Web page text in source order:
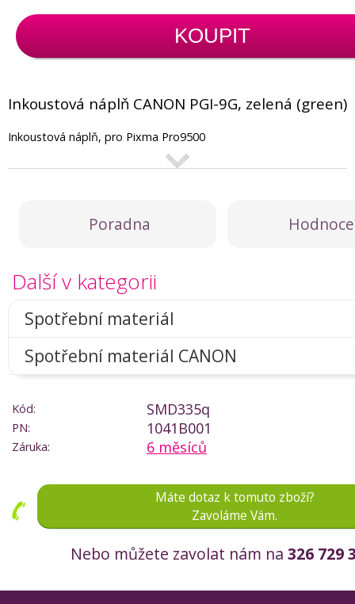
KOUPIT
Inkoustová náplň CANON PGI-9G, zelená (green)
Inkoustová náplň, pro Pixma Pro9500
Poradna
Další v kategorii
Spotřební materiál
Spotřební materiál CANON
Kód: SMD335q
PN: 1041B001
Záruka: 6 měsíců
Máte dotaz k tomuto zboží?
Zavoláme Vám.
Nebo můžete zavolat nám na 326 729